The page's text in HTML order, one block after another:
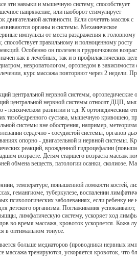
эти навыки и мышечную систему, способствует
напряжение, или наоборот стимулирует
активности. Если сочетать массаж с
органы и системы. Механическое
импульсы от места раздражения к головному
правильному и полноценному росту
Особенно он полезен в грудничковом
как в лечебных, так и в профилактических
невропатологом, ортопедом в
курс массажа повторяют через 2 недели.
центральной нервной системы,
центральной нервной системы относят ДЦП,
психическом развитии и т.д. К ортопедическим
тазобедренного сустава, мышечную кривошею,
системы вне обострения, например,
сердечно - сосудистой системы, органов
опорно - двигательной и нервной системы.
реакций, врожденной гидроцефалии
возрасте. Детям старшего возраста массаж
обмена веществ, патологии осанки, сколиозе.
температуре, повышенной ломкости костей,
гемангиоме, туберкулезе, воспалении
психологических заболеваниях, если ребенку не
детского организма. Поглаживания
лимфатическую систему, ускоряет ход
во время массажа, кровоток ускоряется. Кожа
в оптимальном тонусе.
больше медиаторов (проводники нервных
тренируются, ускоряется кровоток, что